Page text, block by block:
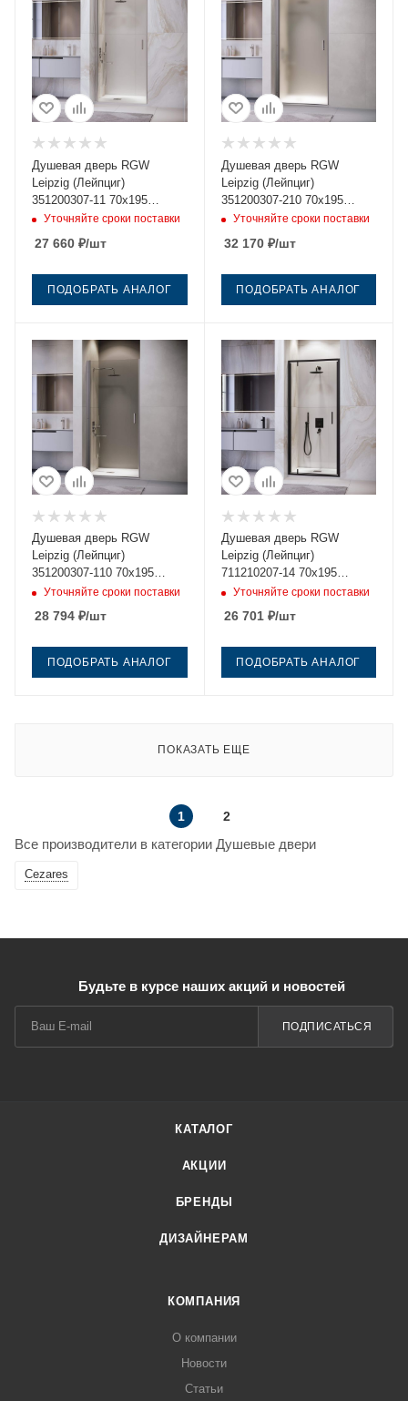
Душевая дверь RGW
Leipzig (Лейпциг)
351200307-11 70х195
стекло прозрачное
Уточняйте сроки поставки
27 660 ₽/шт
ПОДОБРАТЬ АНАЛОГ
Душевая дверь RGW
Leipzig (Лейпциг)
351200307-210 70х195
стекло матовое профиль
Уточняйте сроки поставки
32 170₽/шт
ПОДОБРАТЬ АНАЛОГ
Душевая дверь RGW
Leipzig (Лейпциг)
351200307-110 70х195
стекло прозрачное
профиль сатин
Уточняйте сроки поставки
28 794 ₽/шт
ПОДОБРАТЬ АНАЛОГ
Душевая дверь RGW
Leipzig (Лейпциг)
711210207-14 70х195
стекло прозрачное
профиль черный
Уточняйте сроки поставки
26 701₽/шт
ПОДОБРАТЬ АНАЛОГ
ПОКАЗАТЬ ЕЩЕ
1 2
Все производители в категории Душевые двери
Cezares
Будьте в курсе наших акций и новостей
ПОДПИСАТЬСЯ
КАТАЛОГ
АКЦИИ
БРЕНДЫ
ДИЗАЙНЕРАМ
КОМПАНИЯ
О компании
Новости
Статьи